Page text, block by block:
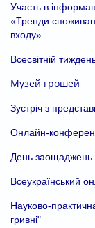
Участь в
«Тренди
входу»
Всесвітній
Музей грошей
Зустріч з
Онлайн-
День заощаджень
Всеукраїнський
Науково-
гривні"